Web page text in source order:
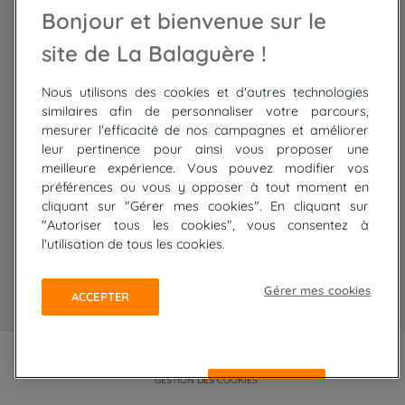
Trek Mauritanie
Trek
Top
circuits
Tour du lac de Constance à vélo
Cyclades : Amorgos et Naxos
Randonnée aux Bardenas Reales
De Collioure à Cadaquès à pied
Découverte des trésors de Madère
Rando Réunion en douceur
Trek sur Tenerife
GESTION DES COOKIES
Bonjour et bienvenue sur le
site de La Balaguère !
Nous utilisons des cookies et d'autres technologies
similaires afin de personnaliser votre parcours,
mesurer l'efficacité de nos campagnes et améliorer
leur pertinence pour ainsi vous proposer une
meilleure expérience. Vous pouvez modifier vos
préférences ou vous y opposer à tout moment en
cliquant sur "Gérer mes cookies". En cliquant sur
"Autoriser tous les cookies", vous consentez à
l'utilisation de tous les cookies.
Gérer mes cookies
REFUSER
ACCEPTER